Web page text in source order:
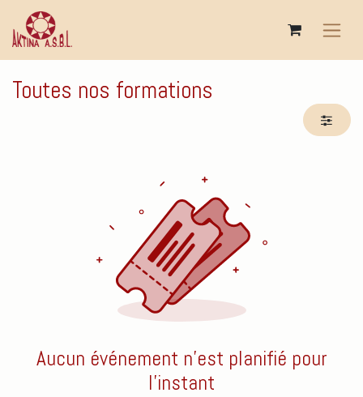
Se rendre au contenu
Toutes nos formations
Aucun événement n'est planifié pour
l'instant